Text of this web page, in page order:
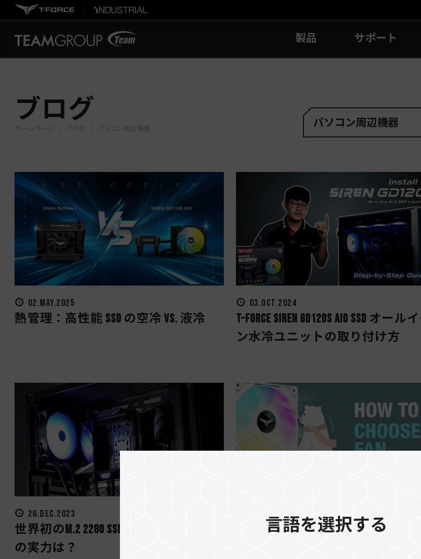
製品 サポート
ブログ
ホームページ ブログ パソコン周辺機器 パソコン周辺機器
02.MAY.2025
熱管理：高性能 SSD の空冷 vs. 液冷
03.OCT.2024
T-FORCE SIREN GD120S AIO SSD オール
ン水冷ユニットの取り付け方
26.DEC.2023
世界初のM.2 2280 SSD簡易水冷GD120S そ
の実力は？
18.OCT.2023
PC ファンについて選び方はどう
言語を選択する